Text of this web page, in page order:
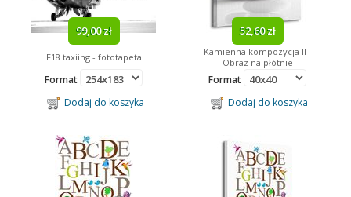
99,00 zł
F18 taxiing - fototapeta
Format
Dodaj do koszyka
52,60 zł
Kamienna kompozycja II -
Obraz na płótnie
Format
Dodaj do koszyka